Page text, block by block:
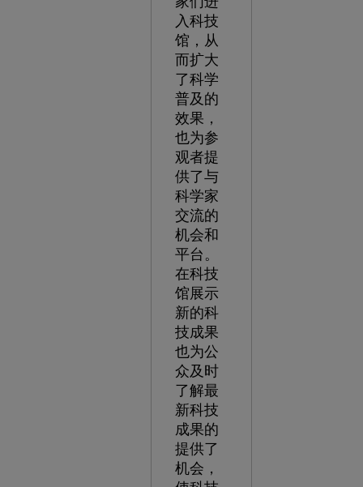
入科技
馆，从
而扩大
了科学
普及的
效果，
也为参
观者提
供了与
科学家
交流的
机会和
平台。
在科技
馆展示
新的科
技成果
也为公
众及时
了解最
新科技
成果的
提供了
机会，